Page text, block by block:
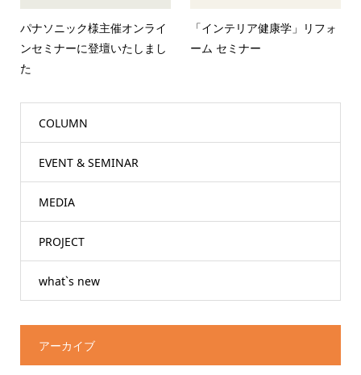
パナソニック様主催オンライ
ンセミナーに登壇いたしまし
た
「インテリア健康学」リフォ
ーム セミナー
COLUMN
EVENT & SEMINAR
MEDIA
PROJECT
what`s new
アーカイブ